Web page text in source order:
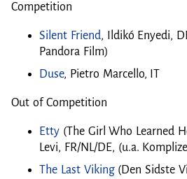
Competition
Silent Friend, Ildikó Enyedi,
Pandora Film)
Duse, Pietro Marcello, IT
Out of Competition
Etty (The Girl Who Learned
Levi, FR/NL/DE, (u.a.
The Last Viking(Den Sidste